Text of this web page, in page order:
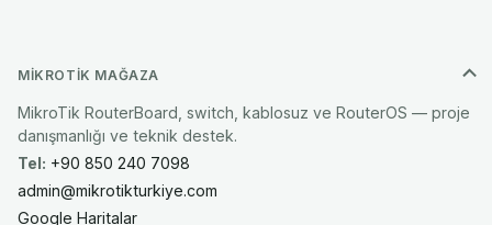
MIKROTIK MAĞAZA
MikroTik RouterBoard, switch, kablosuz ve RouterOS — proje
danışmanlığı ve teknik destek.
Tel: +90 850 240 7098
admin@mikrotikturkiye.com
Google Haritalar